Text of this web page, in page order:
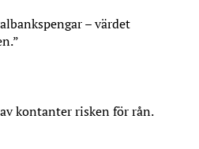
– värdet
kontanter risken för rån.